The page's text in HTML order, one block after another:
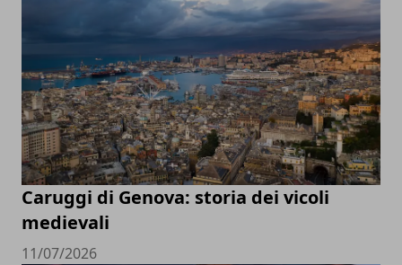
Caruggi di Genova: storia dei vicoli
medievali
11/07/2026